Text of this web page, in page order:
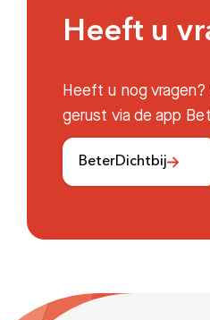
Heeft u
Heeft u nog
gerust via de app
BeterDichtbij